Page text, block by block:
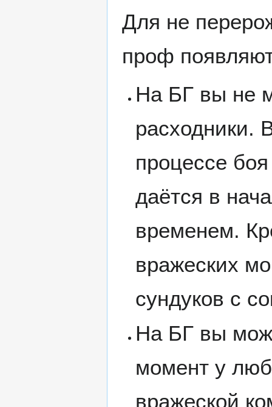
Для не
проф
На БГ вы не
расходники.
процессе
даётся в
временем.
вражеских
сундуков с
На БГ вы
момент у
вражеской